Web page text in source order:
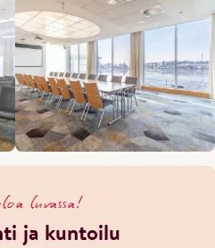
luvassa!
ja kuntoilu